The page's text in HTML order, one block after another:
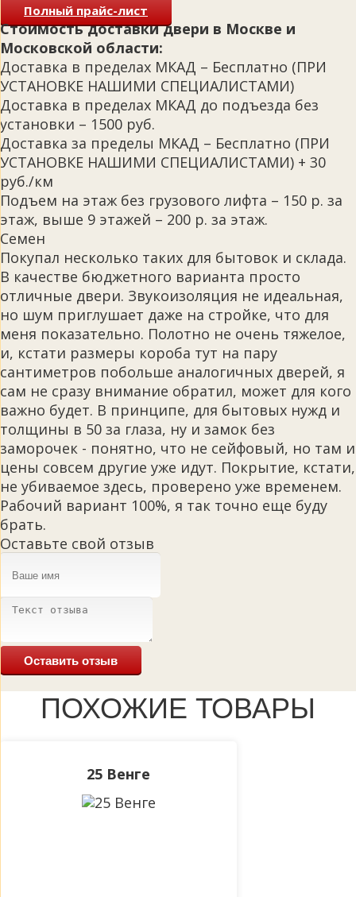
Полный прайс-лист
Стоимость доставки двери в Москве и
Московской области:
Доставка в пределах МКАД – Бесплатно (ПРИ
УСТАНОВКЕ НАШИМИ СПЕЦИАЛИСТАМИ)
Доставка в пределах МКАД до подъезда без
установки – 1500 руб.
Доставка за пределы МКАД – Бесплатно (ПРИ
УСТАНОВКЕ НАШИМИ СПЕЦИАЛИСТАМИ) + 30
руб./км
Подъем на этаж без грузового лифта – 150 р. за
этаж, выше 9 этажей – 200 р. за этаж.
Семен
Покупал несколько таких для бытовок и склада.
В качестве бюджетного варианта просто
отличные двери. Звукоизоляция не идеальная,
но шум приглушает даже на стройке, что для
меня показательно. Полотно не очень тяжелое,
и, кстати размеры короба тут на пару
сантиметров побольше аналогичных дверей, я
сам не сразу внимание обратил, может для кого
важно будет. В принципе, для бытовых нужд и
толщины в 50 за глаза, ну и замок без
заморочек - понятно, что не сейфовый, но там и
цены совсем другие уже идут. Покрытие, кстати,
не убиваемое здесь, проверено уже временем.
Рабочий вариант 100%, я так точно еще буду
брать.
Оставьте свой отзыв
Оставить отзыв
ПОХОЖИЕ ТОВАРЫ
25 Венге